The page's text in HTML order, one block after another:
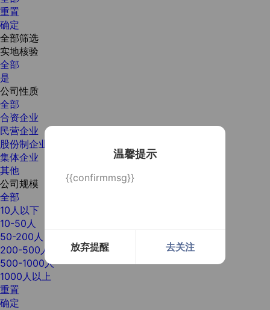
温馨提示
{{confirmmsg}}
放弃提醒 去关注
重置
确定
全部筛选
实地核验
全部
是
公司性质
全部
合资企业
民营企业
股份制企业
集体企业
其他
公司规模
全部
10人以下
10-50人
50-200人
200-500人
500-1000人
1000人以上
重置
确定